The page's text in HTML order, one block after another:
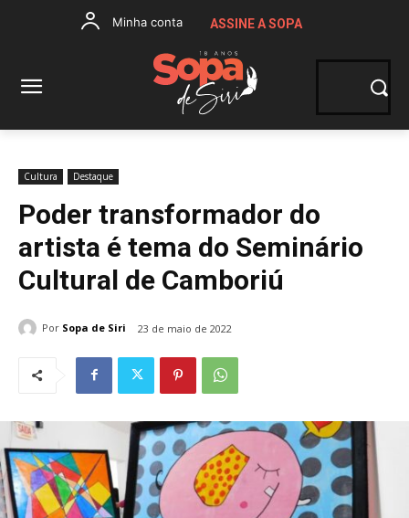
Minha conta ASSINE A SOPA
Cultura Destaque
Poder transformador do
artista é tema do Seminário
Cultural de Camboriú
Por Sopa de Siri 23 de maio de 2022